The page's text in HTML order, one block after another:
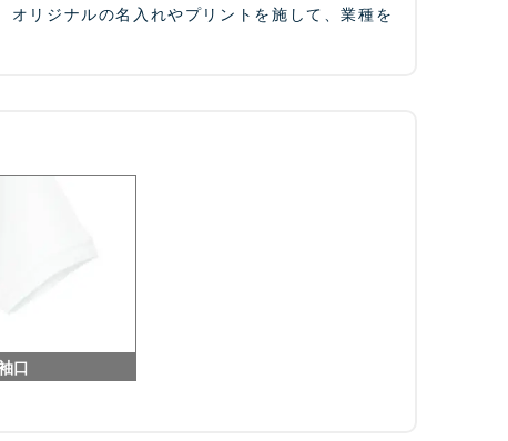
リジナルの名入れやプリントを施して、業種を
口